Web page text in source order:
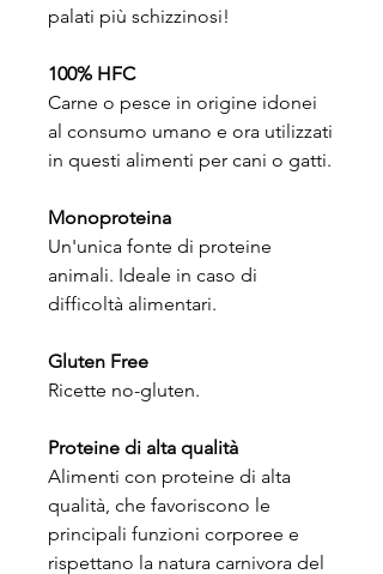
palati più schizzinosi!
100% HFC
Carne o pesce in origine idonei
al consumo umano e ora utilizzati
in questi alimenti per cani o gatti.
Monoproteina
Un'unica fonte di proteine
animali. Ideale in caso di
difficoltà alimentari.
Gluten Free
Ricette no-gluten.
Proteine di alta qualità
Alimenti con proteine di alta
qualità, che favoriscono le
principali funzioni corporee e
rispettano la natura carnivora del